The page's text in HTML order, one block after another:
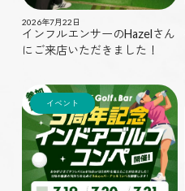
2026年7月22日
インフルエンサーのHazelさん
にご来店いただきました！
イベント